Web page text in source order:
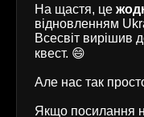
На щастя, це
відновленням
Всесвіт вирішив
квест. 😄
Але нас так
Якщо посилання